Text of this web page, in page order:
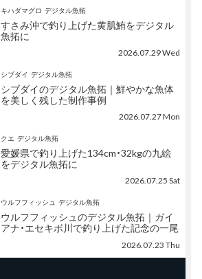
キハダマグロ デジタル魚拓
すさみ沖で釣り上げた黄肌鮪をデジタル
魚拓に
2026.07.29 Wed
シブダイ デジタル魚拓
シブダイのデジタル魚拓｜鮮やかな魚体
を美しく残した制作事例
2026.07.27 Mon
クエ デジタル魚拓
愛媛県で釣り上げた134cm・32kgの九絵
をデジタル魚拓に
2026.07.25 Sat
ウルフフィッシュ デジタル魚拓
ウルフフィッシュのデジタル魚拓｜ガイ
アナ・エセキボ川で釣り上げた記念の一尾
2026.07.23 Thu